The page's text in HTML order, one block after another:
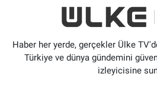
Haber her yerde, gerçekler Ülke
Türkiye ve dünya gündemini
izleyicisine